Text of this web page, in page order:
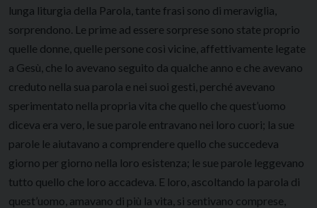
lunga liturgia della Parola, tante frasi sono di meraviglia,
sorprendono. Le prime ad essere sorprese sono state proprio
quelle donne, quelle persone così vicine, affettivamente legate
a Gesù, che lo avevano seguito da qualche anno e che avevano
creduto nella sua parola e nei suoi gesti, perché avevano
sperimentato nella propria vita che quello che quest’uomo
diceva era vero, le sue parole entravano nei loro cuori; la sue
parole le aiutavano a comprendere quello che succedeva
giorno per giorno nella loro esistenza; le sue parole leggevano
tutto quello che loro accadeva. E loro, ascoltando la parola di
quest’uomo, amavano di più la vita, si sentivano comprese,